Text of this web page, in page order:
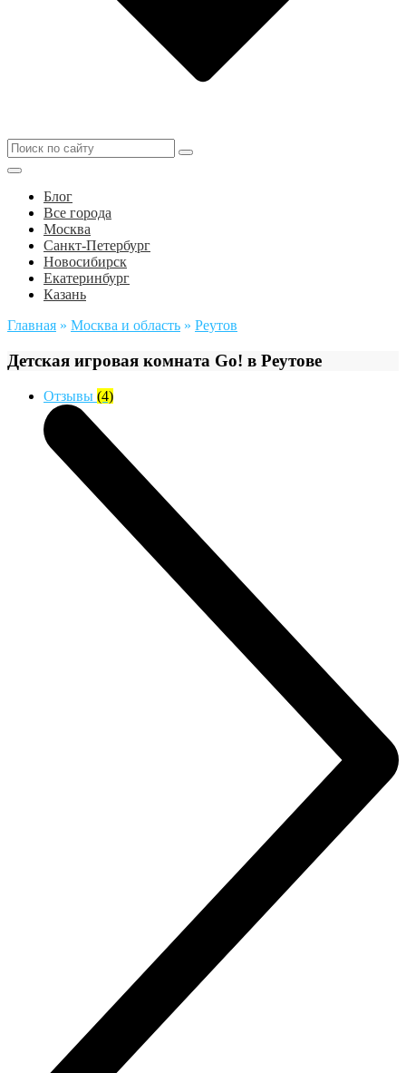
Блог
Все города
Москва
Санкт-Петербург
Новосибирск
Екатеринбург
Казань
Главная » Москва и область » Реутов
Детская игровая комната Go! в Реутове
Отзывы (4)